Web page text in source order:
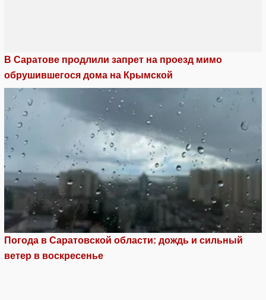
В Саратове продлили запрет на проезд мимо
обрушившегося дома на Крымской
Погода в Саратовской области: дождь и сильный
ветер в воскресенье